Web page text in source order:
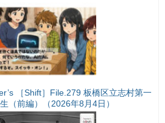
［Shift］File.279 板橋区立志村第一
（前編）（2026年8月4日）